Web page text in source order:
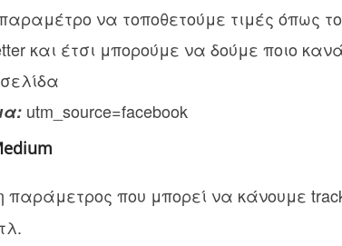
να τοποθετούμε τιμές όπως το
και έτσι μπορούμε να δούμε ποιο
utm_source=facebook
παράμετρος που μπορεί να κάνουμε